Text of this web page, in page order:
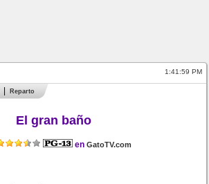
1:41:59 PM
Reparto
El gran baño
en GatoTV.com